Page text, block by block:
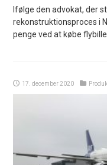
Ifølge den advokat, der
rekonstruktionsproces i
penge ved at købe
17. december 2020